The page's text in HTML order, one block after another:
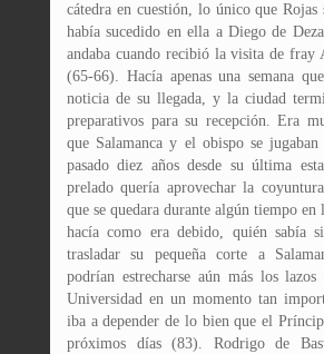
cátedra en cuestión, lo único que
había sucedido en ella a Diego de
andaba cuando recibió la visita de
(65-66). Hacía apenas una semana
noticia de su llegada, y la ciudad
preparativos para su recepción. Era
que Salamanca y el obispo se
pasado diez años desde su última
prelado quería aprovechar la
que se quedara durante algún tiempo
hacía como era debido, quién sabía
trasladar su pequeña corte a
podrían estrecharse aún más los
Universidad en un momento tan
iba a depender de lo bien que el
próximos días (83). Rodrigo de